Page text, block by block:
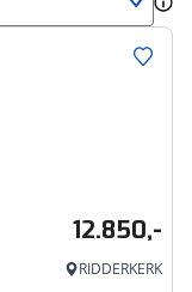
12.850,-
RIDDERKERK